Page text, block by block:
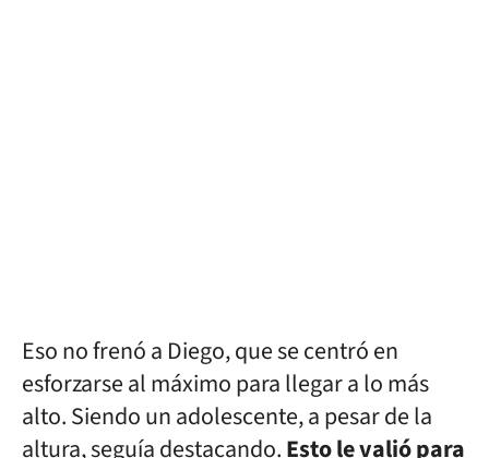
Eso no frenó a Diego, que se centró en
esforzarse al máximo para llegar a lo más
alto. Siendo un adolescente, a pesar de la
altura, seguía destacando.Esto le valió para